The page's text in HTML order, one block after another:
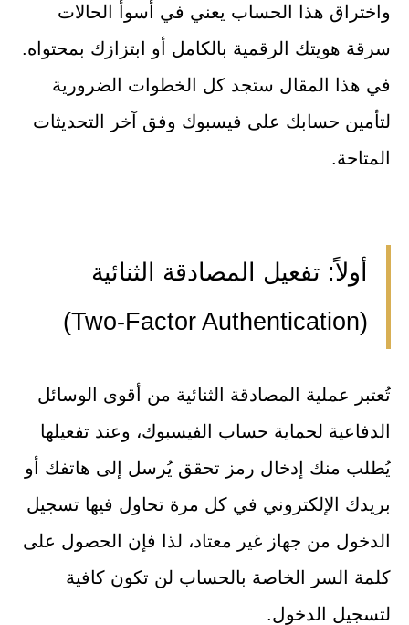
واختراق هذا الحساب يعني في أسوأ الحالات
سرقة هويتك الرقمية بالكامل أو ابتزازك بمحتواه.
في هذا المقال ستجد كل الخطوات الضرورية
لتأمين حسابك على فيسبوك وفق آخر التحديثات
المتاحة.
أولاً: تفعيل المصادقة الثنائية
(Two-Factor Authentication)
تُعتبر عملية المصادقة الثنائية من أقوى الوسائل
الدفاعية لحماية حساب الفيسبوك، وعند تفعيلها
يُطلب منك إدخال رمز تحقق يُرسل إلى هاتفك أو
بريدك الإلكتروني في كل مرة تحاول فيها تسجيل
الدخول من جهاز غير معتاد، لذا فإن الحصول على
كلمة السر الخاصة بالحساب لن تكون كافية
لتسجيل الدخول.